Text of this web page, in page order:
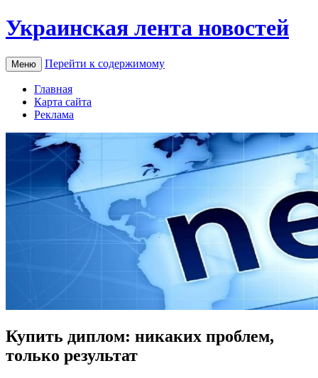
Украинская лента новостей
Меню Перейти к содержимому
Главная
Карта сайта
Реклама
Купить диплом: никаких проблем,
только результат